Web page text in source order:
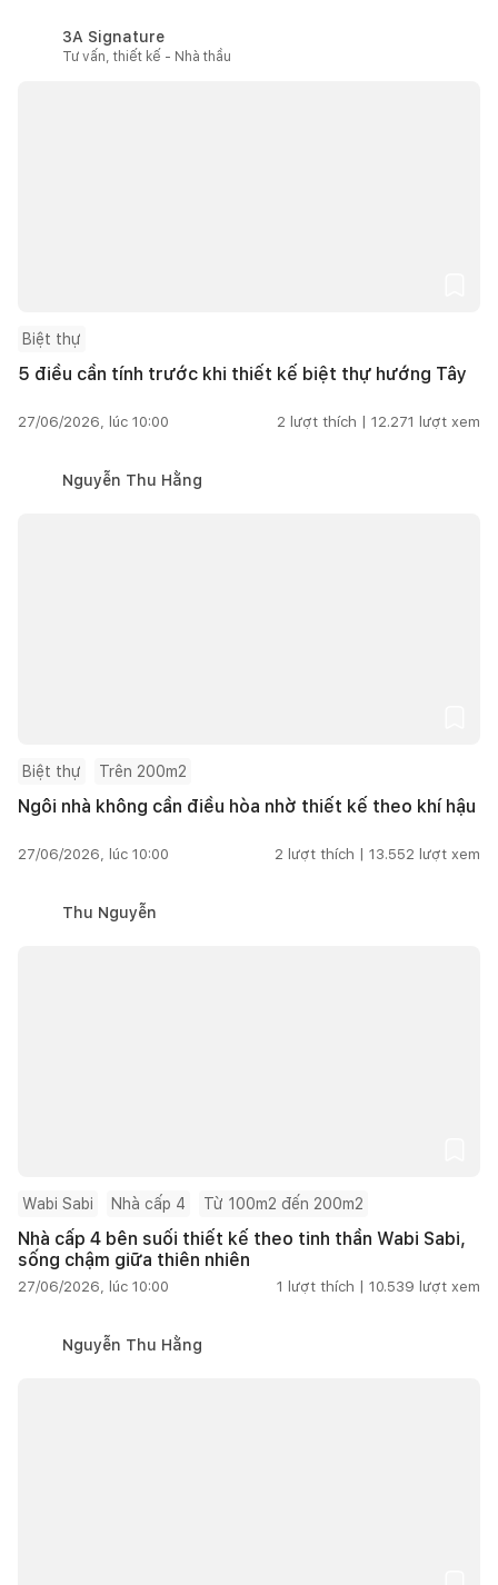
3A Signature
Tư vấn, thiết kế - Nhà thầu
Biệt thự
5 điều cần tính trước khi thiết kế biệt thự hướng Tây
27/06/2026, lúc 10:00 2 lượt thích | 12.271 lượt xem
Nguyễn Thu Hằng
Biệt thự Trên 200m2
Ngôi nhà không cần điều hòa nhờ thiết kế theo khí hậu
27/06/2026, lúc 10:00 2 lượt thích | 13.552 lượt xem
Thu Nguyễn
Wabi Sabi Nhà cấp 4 Từ 100m2 đến 200m2
Nhà cấp 4 bên suối thiết kế theo tinh thần Wabi Sabi,
sống chậm giữa thiên nhiên
27/06/2026, lúc 10:00 1 lượt thích | 10.539 lượt xem
Nguyễn Thu Hằng